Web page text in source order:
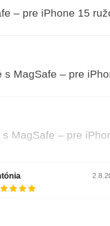
– pre iPhone 15
MagSafe – pre
MagSafe – pre
fotoaparátu pre